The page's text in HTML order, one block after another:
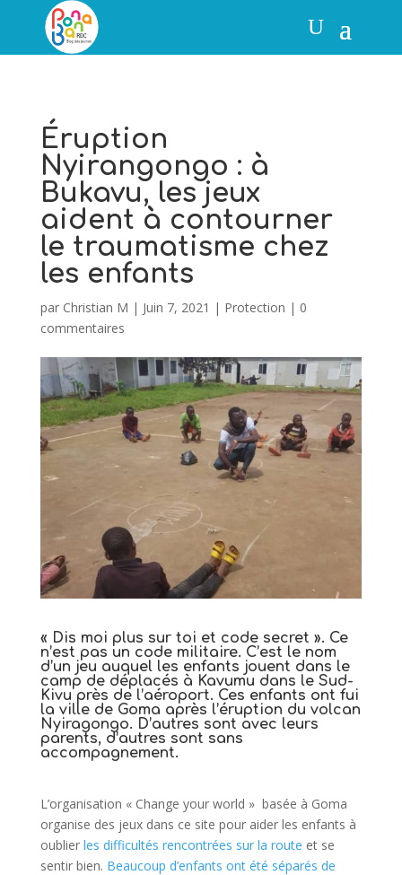
Éruption
Nyirangongo : à
Bukavu, les jeux
aident à contourner
le traumatisme chez
les enfants
par Christian M | Juin 7, 2021 | Protection | 0
commentaires
« Dis moi plus sur toi et code secret ». Ce
n’est pas un code militaire. C’est le nom
d’un jeu auquel les enfants jouent dans le
camp de déplacés à Kavumu dans le Sud-
Kivu près de l’aéroport. Ces enfants ont fui
la ville de Goma après l’éruption du volcan
Nyiragongo. D’autres sont avec leurs
parents, d’autres sont sans
accompagnement.
L’organisation « Change your world » basée à Goma
organise des jeux dans ce site pour aider les enfants à
oublier les difficultés rencontrées sur la route et se
sentir bien. Beaucoup d’enfants ont été séparés de